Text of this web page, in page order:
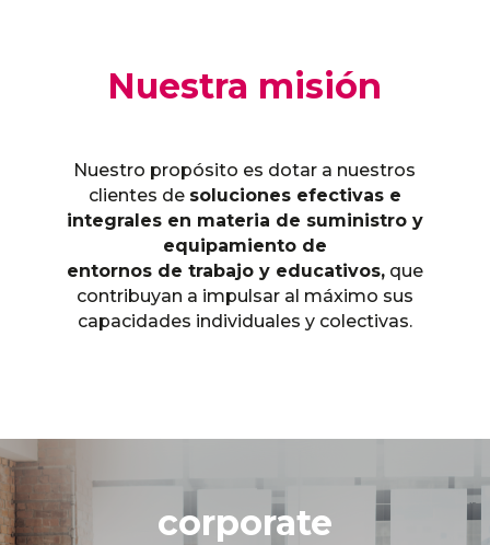
Nuestra misión
Nuestro propósito es dotar a nuestros
clientes de soluciones efectivas e
integrales en materia de suministro y
equipamiento de
entornos de trabajo y educativos,que
contribuyan a impulsar al máximo sus
capacidades individuales y colectivas.
corporate